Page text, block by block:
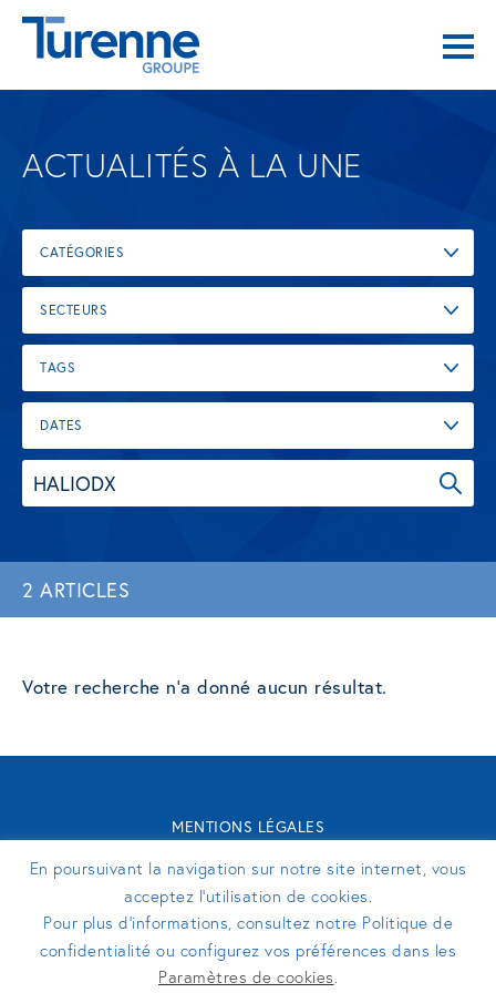
ACTUALITÉS À LA UNE
CATÉGORIES
SECTEURS
TAGS
DATES
2 ARTICLES
Votre recherche n'a donné aucun résultat.
MENTIONS LÉGALES
TURENNE GROUPE 2026 - SITE RÉALISÉ PAR
SUIVEZ-NOUS
En poursuivant la navigation sur notre site internet, vous
acceptez l’utilisation de cookies.
Pour plus d’informations, consultez notre Politique de
confidentialité ou configurez vos préférences dans les
Paramètres de cookies.